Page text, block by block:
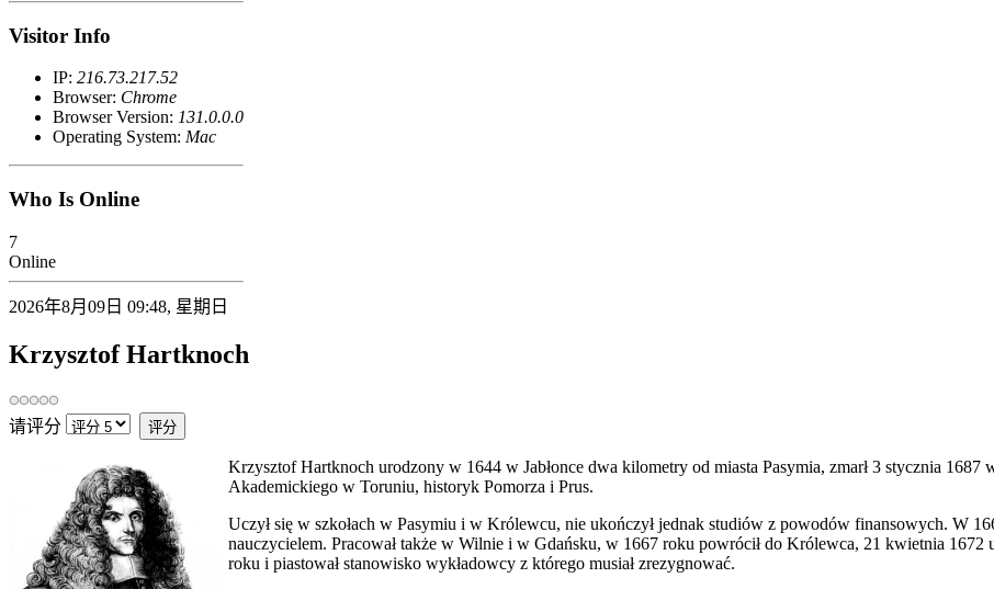
Visitor Info
IP: 216.73.217.52
Browser: Chrome
Browser Version: 131.0.0.0
Operating System: Mac
Who Is Online
7
Online
2026年8月09日 09:48, 星期日
Krzysztof Hartknoch
请评分
Krzysztof Hartknoch urodzony w 1644 w Jabłonce dwa kilometry od miasta Pasymia, zmarł 3 stycznia
Akademickiego w Toruniu, historyk Pomorza i Prus.
Uczył się w szkołach w Pasymiu i w Królewcu, nie ukończył jednak studiów z powodów finansowych. W
nauczycielem. Pracował także w Wilnie i w Gdańsku, w 1667 roku powrócił do Królewca, 21 kwietnia 1672
roku i piastował stanowisko wykładowcy z którego musiał zrezygnować.